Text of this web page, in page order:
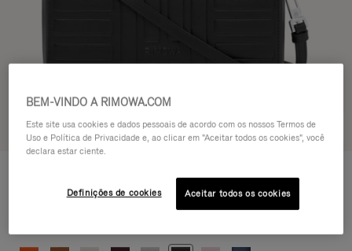
Experimente em 3D
Bolsa Cross-Body Pequena R$ 7.550,00
BEM-VINDO A RIMOWA.COM
Este site usa cookies e dados pessoais de acordo com os nossos Termos de
Uso e Política de Privacidade e, ao clicar em "Aceitar todos os cookies", você
declara estar ciente.
Definições de cookies Aceitar todos os cookies